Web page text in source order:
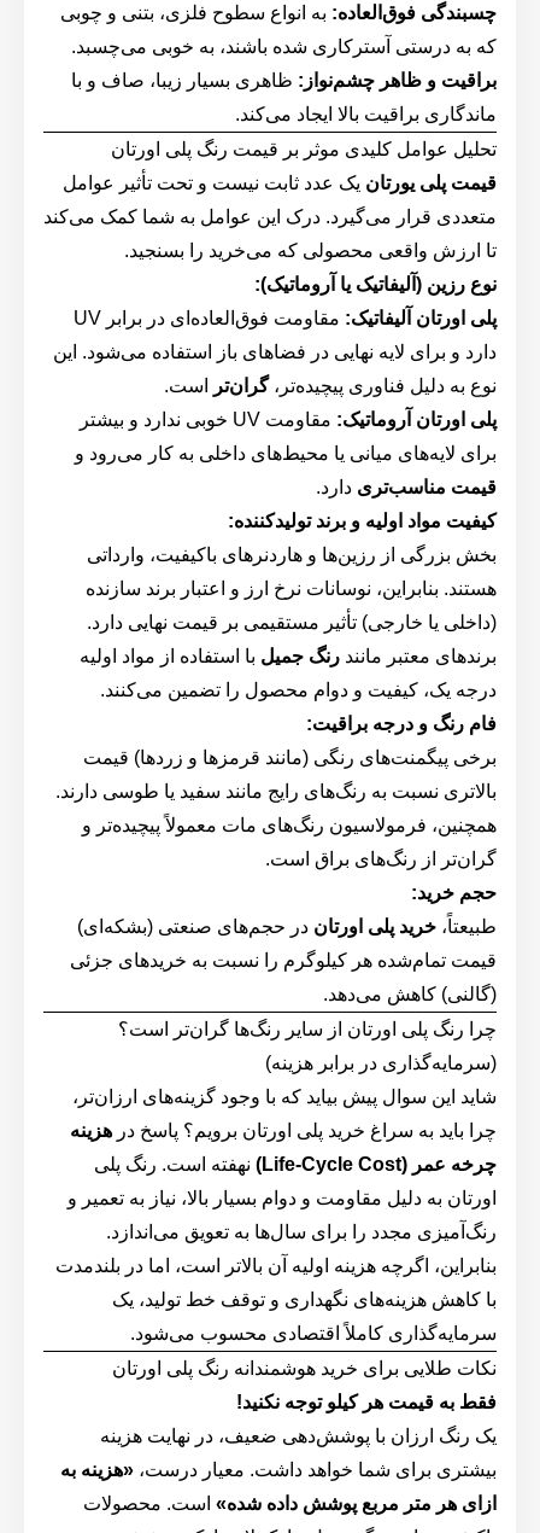
چسبندگی فوق‌العاده: به انواع سطوح فلزی، بتنی و چوبی
که به درستی آسترکاری شده باشند، به خوبی می‌چسبد.
براقیت و ظاهر چشم‌نواز: ظاهری بسیار زیبا، صاف و با
ماندگاری براقیت بالا ایجاد می‌کند.
تحلیل عوامل کلیدی موثر بر قیمت رنگ پلی اورتان
قیمت پلی یورتان یک عدد ثابت نیست و تحت تأثیر عوامل
متعددی قرار می‌گیرد. درک این عوامل به شما کمک می‌کند
تا ارزش واقعی محصولی که می‌خرید را بسنجید.
نوع رزین (آلیفاتیک یا آروماتیک):
پلی اورتان آلیفاتیک:
مقاومت فوق‌العاده‌ای در برابر UV
دارد و برای لایه نهایی در فضاهای باز استفاده می‌شود. این
نوع به دلیل فناوری پیچیده‌تر،گران‌تر
است.
پلی اورتان آروماتیک:
مقاومت UV خوبی ندارد و بیشتر
برای لایه‌های میانی یا محیط‌های داخلی به کار می‌رود و
قیمت مناسب‌تری دارد.
کیفیت مواد اولیه و برند تولیدکننده:
بخش بزرگی از رزین‌ها و هاردنرهای باکیفیت، وارداتی
هستند. بنابراین، نوسانات نرخ ارز و اعتبار برند سازنده
(داخلی یا خارجی) تأثیر مستقیمی بر قیمت نهایی دارد.
برندهای معتبر مانند رنگ جمیل با استفاده از مواد اولیه
درجه یک، کیفیت و دوام محصول را تضمین می‌کنند.
فام رنگ و درجه براقیت:
برخی پیگمنت‌های رنگی (مانند قرمزها و زردها) قیمت
بالاتری نسبت به رنگ‌های رایج مانند سفید یا طوسی دارند.
همچنین، فرمولاسیون رنگ‌های مات معمولاً پیچیده‌تر و
گران‌تر از رنگ‌های براق است.
حجم خرید:
طبیعتاً، خرید پلی اورتان در حجم‌های صنعتی (بشکه‌ای)
قیمت تمام‌شده هر کیلوگرم را نسبت به خریدهای جزئی
(گالنی) کاهش می‌دهد.
چرا رنگ پلی اورتان از سایر رنگ‌ها گران‌تر است؟
(سرمایه‌گذاری در برابر هزینه)
شاید این سوال پیش بیاید که با وجود گزینه‌های ارزان‌تر،
چرا باید به سراغ خرید پلی اورتان برویم؟ پاسخ در هزینه
چرخه عمر (Life-Cycle Cost)
نهفته است. رنگ پلی
اورتان به دلیل مقاومت و دوام بسیار بالا، نیاز به تعمیر و
رنگ‌آمیزی مجدد را برای سال‌ها به تعویق می‌اندازد.
بنابراین، اگرچه هزینه اولیه آن بالاتر است، اما در بلندمدت
با کاهش هزینه‌های نگهداری و توقف خط تولید، یک
سرمایه‌گذاری کاملاً اقتصادی محسوب می‌شود.
نکات طلایی برای خرید هوشمندانه رنگ پلی اورتان
فقط به قیمت هر کیلو توجه نکنید!
یک رنگ ارزان با پوشش‌دهی ضعیف، در نهایت هزینه
بیشتری برای شما خواهد داشت. معیار درست، «هزینه به
ازای هر متر مربع پوشش داده شده» است. محصولات